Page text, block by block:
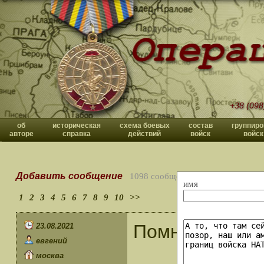
+38
об
авторе
историческая
справка
схема боевых
действий
состав
войск
войск
имя
Добавить сообщение 1098 сообщений
1 2 3 4 5 6 7 8 9 10 >>
23.08.2021
евгений
москва
Помню все,